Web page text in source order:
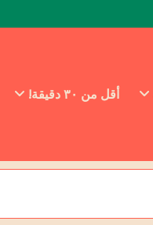
أقل من ٣٠ دقيقة!